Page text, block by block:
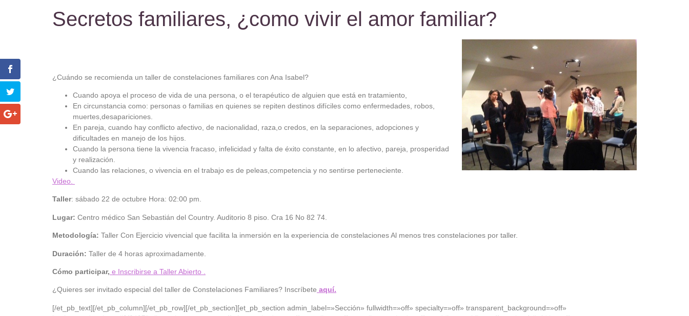
Secretos familiares, ¿como vivir el amor familiar?
¿ Cuándo se recomienda un taller de constelaciones familiares con Ana Isabel?
Cuando apoya el proceso de vida de una persona, o el terapéutico de alguien que está en tratamiento
En circunstancia como: personas o familias en quienes se repiten destinos difíciles como enfermedades robos
muertes desapariciones
En pareja cuando hay conflicto afectivo , de nacionalidad raza ,o credos, en la separaciones adopciones y
dificultades en manejo de los hijos
Cuando la persona tiene la vivencia fracaso infelicidad y falta de éxito constante , en lo afectivo pareja
prosperidad
y realización
Cuando las relaciones , o vivencia en el trabajo es de peleas competencia y no sentirse perteneciente
Video.
Taller: sábado 22 de octubre Hora: 02:00 pm.
Lugar: Centro médico San Sebastián del Country. Auditorio 8 piso. Cra 16 No 82 74.
Metodología: Taller Con Ejercicio vivencial que facilita la inmersión en la experiencia de constelaciones Al menos tres constelaciones por taller.
Duración: Taller de 4 horas aproximadamente.
Cómo participar, e Inscribirse a Taller Abierto .
¿Quieres ser invitado especial del taller de Constelaciones Familiares? Inscríbete aquí.
[/et_pb_text][/et_pb_column][/et_pb_row][/et_pb_section][et_pb_section admin_label=»Sección» fullwidth=»off» specialty=»off» transparent_background=»off»